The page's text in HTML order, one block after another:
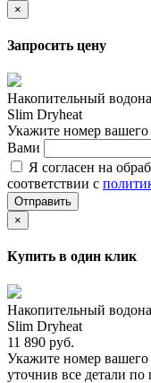
×
Запросить цену
Накопительный
Slim Dryheat
Укажите номер вашего
Вами
Я согласен на
соответствии с
Отправить
×
Купить в один клик
Накопительный
Slim Dryheat
11 890 руб.
Укажите номер вашего
уточнив все детали по